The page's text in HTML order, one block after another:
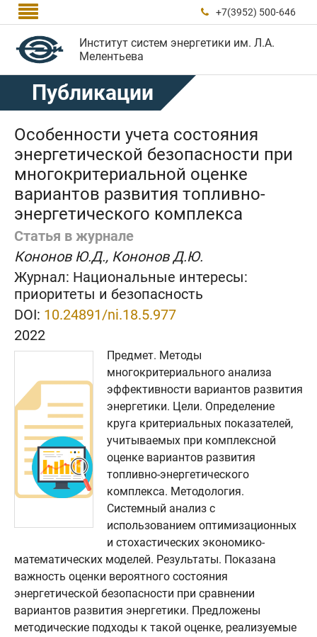
  +7(3952) 500-646
Институт систем энергетики им. Л.А.
Мелентьева
Публикации
Особенности учета состояния
энергетической безопасности при
многокритериальной оценке
вариантов развития топливно-
энергетического комплекса
Статья в журнале
Кононов Ю.Д., Кононов Д.Ю.
Журнал: Национальные интересы:
приоритеты и безопасность
DOI: 10.24891/ni.18.5.977
2022
Предмет. Методы
многокритериального анализа
эффективности вариантов развития
энергетики. Цели. Определение
круга критериальных показателей,
учитываемых при комплексной
оценке вариантов развития
топливно-энергетического
комплекса. Методология.
Системный анализ с
использованием оптимизационных
и стохастических экономико-
математических моделей. Результаты. Показана
важность оценки вероятного состояния
энергетической безопасности при сравнении
вариантов развития энергетики. Предложены
методические подходы к такой оценке, реализуемые